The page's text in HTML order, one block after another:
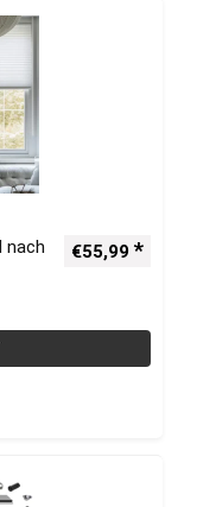
nach
€55,99